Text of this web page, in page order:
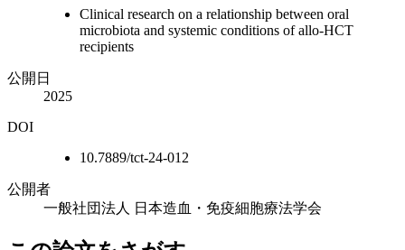
Clinical research on a relationship between oral
microbiota and systemic conditions of allo-HCT
recipients
公開日
2025
DOI
10.7889/tct-24-012
公開者
一般社団法人 日本造血・免疫細胞療法学会